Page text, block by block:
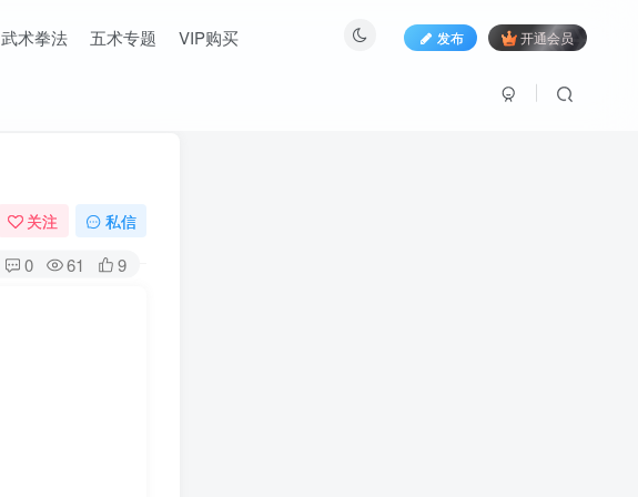
武术拳法 五术专题 VIP购买 发布 开通会员
关注 私信
0 61 9